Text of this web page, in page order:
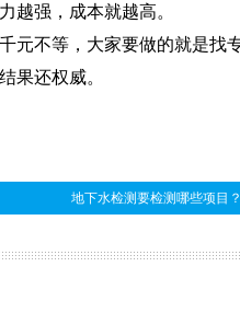
越强，成本就越高。
元不等，大家要做的就是找
果还权威。
地下水检测要检测哪些项目？